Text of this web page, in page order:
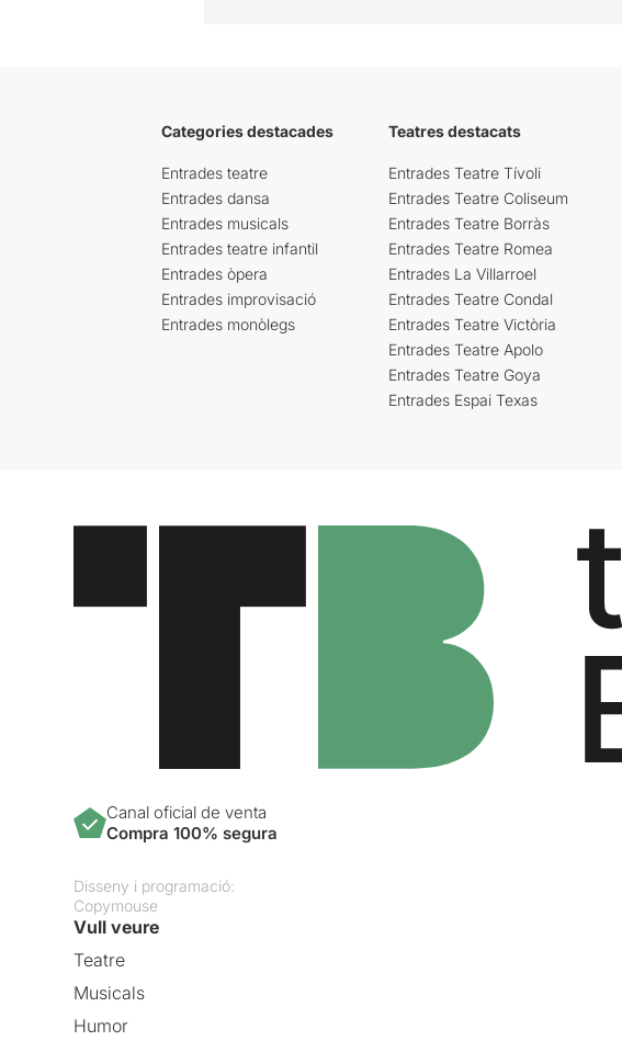
Categories destacades
Entrades teatre
Entrades dansa
Entrades musicals
Entrades teatre infantil
Entrades òpera
Entrades improvisació
Entrades monòlegs
Teatres destacats
Entrades Teatre Tívoli
Entrades Teatre Coliseum
Entrades Teatre Borràs
Entrades Teatre Romea
Entrades La Villarroel
Entrades Teatre Condal
Entrades Teatre Victòria
Entrades Teatre Apolo
Entrades Teatre Goya
Entrades Espai Texas
Canal oficial de venta
Compra 100% segura
Disseny i programació:
Copymouse
Vull veure
Teatre
Musicals
Humor